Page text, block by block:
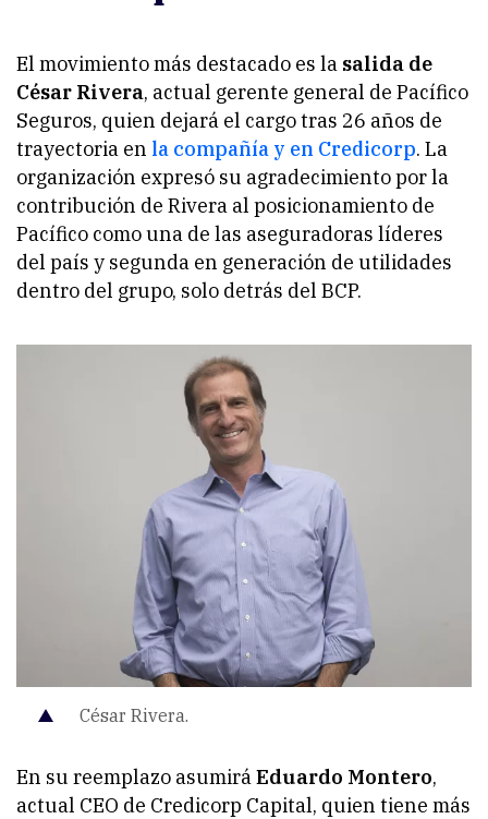
El movimiento más destacado es la salida de
César Rivera, actual gerente general de Pacífico
Seguros, quien dejará el cargo tras 26 años de
trayectoria en la compañía y en Credicorp. La
organización expresó su agradecimiento por la
contribución de Rivera al posicionamiento de
Pacífico como una de las aseguradoras líderes
del país y segunda en generación de utilidades
dentro del grupo, solo detrás del BCP.
César Rivera.
En su reemplazo asumiráEduardo Montero,
actual CEO de Credicorp Capital, quien tiene más